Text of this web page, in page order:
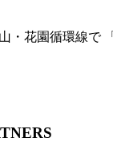
・花園循環線で